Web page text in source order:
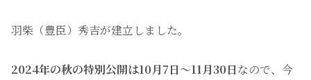
羽柴（豊臣）秀吉が建立しました。
2024年の秋の特別公開は10月7日〜11月30日なので、今